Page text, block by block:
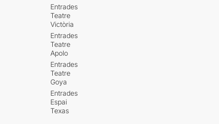
Entrades
Teatre
Victòria
Entrades
Teatre
Apolo
Entrades
Teatre
Goya
Entrades
Espai
Texas